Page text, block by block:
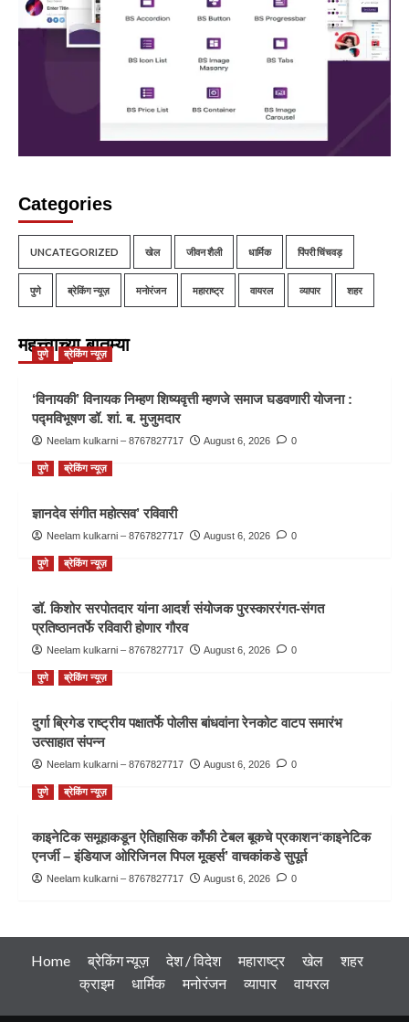
Categories
UNCATEGORIZED खेल जीवन शैली धार्मिक पिंपरी चिंचवड़
पुणे ब्रेकिंग न्यूज़ मनोरंजन महाराष्ट्र वायरल व्यापार शहर
महत्त्वाच्या बातम्या
पुणे ब्रेकिंग न्यूज़
‘विनायकी’ विनायक निम्हण शिष्यवृत्ती म्हणजे समाज घडवणारी योजना :
पद्मविभूषण डॉ. शां. ब. मुजुमदार
Neelam kulkarni – 8767827717 August 6, 2026 0
पुणे ब्रेकिंग न्यूज़
ज्ञानदेव संगीत महोत्सव’ रविवारी
Neelam kulkarni – 8767827717 August 6, 2026 0
पुणे ब्रेकिंग न्यूज़
डॉ. किशोर सरपोतदार यांना आदर्श संयोजक पुरस्काररंगत-संगत
प्रतिष्ठानतर्फे रविवारी होणार गौरव
Neelam kulkarni – 8767827717 August 6, 2026 0
पुणे ब्रेकिंग न्यूज़
दुर्गा ब्रिगेड राष्ट्रीय पक्षातर्फे पोलीस बांधवांना रेनकोट वाटप समारंभ
उत्साहात संपन्न
Neelam kulkarni – 8767827717 August 6, 2026 0
पुणे ब्रेकिंग न्यूज़
काइनेटिक समूहाकडून ऐतिहासिक काँफी टेबल बूकचे प्रकाशन‘काइनेटिक
एनर्जी – इंडियाज ओरिजिनल पिपल मूव्हर्स’ वाचकांकडे सुपूर्त
Neelam kulkarni – 8767827717 August 6, 2026 0
Home ब्रेकिंग न्यूज़ देश / विदेश महाराष्ट्र खेल
शहर
क्राइम
धार्मिक मनोरंजन व्यापार वायरल